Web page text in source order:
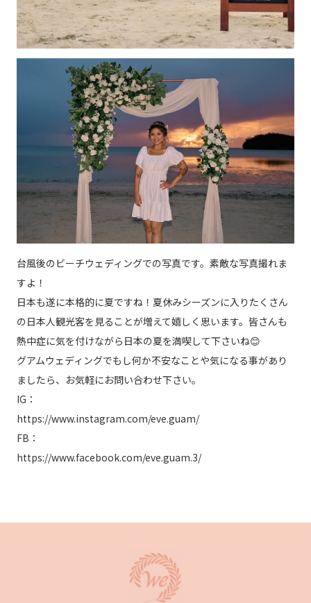
台風後のビーチウェディングでの写真です。素敵な写真撮れま
すよ！
日本も遂に本格的に夏ですね！夏休みシーズンに入りたくさん
の日本人観光客を見ることが増えて嬉しく思います。皆さんも
熱中症に気を付けながら日本の夏を満喫して下さいね😊
グアムウェディングでもし何か不安なことや気になる事があり
ましたら、お気軽にお問い合わせ下さい。
IG：
https://www.instagram.com/eve.guam/
FB：
https://www.facebook.com/eve.guam.3/